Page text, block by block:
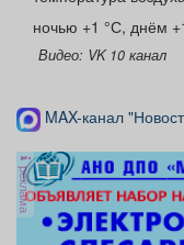
ночью +1 °С, днём
Видео: VK 10 канал
MAX-канал
реклама